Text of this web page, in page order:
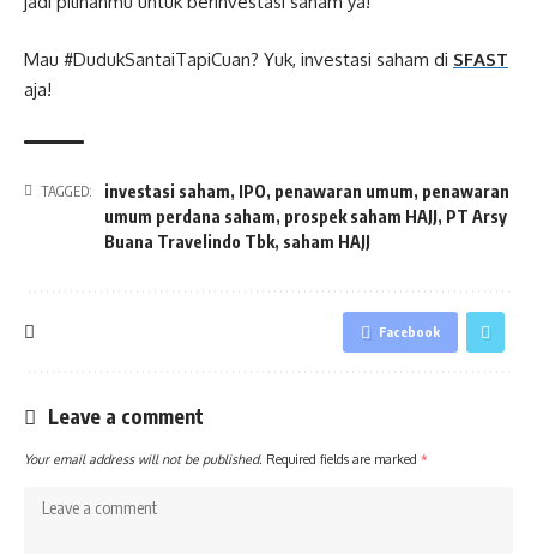
Mau #DudukSantaiTapiCuan? Yuk, investasi saham di SFAST
aja!
TAGGED: investasi saham, IPO, penawaran umum, penawaran
umum perdana saham, prospek saham HAJJ, PT Arsy
Buana Travelindo Tbk, saham HAJJ
Facebook
Leave a comment
Your email address will not be published. Required fields are marked *